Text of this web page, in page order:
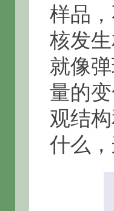
样品
核发
就像
量的
观结
什么